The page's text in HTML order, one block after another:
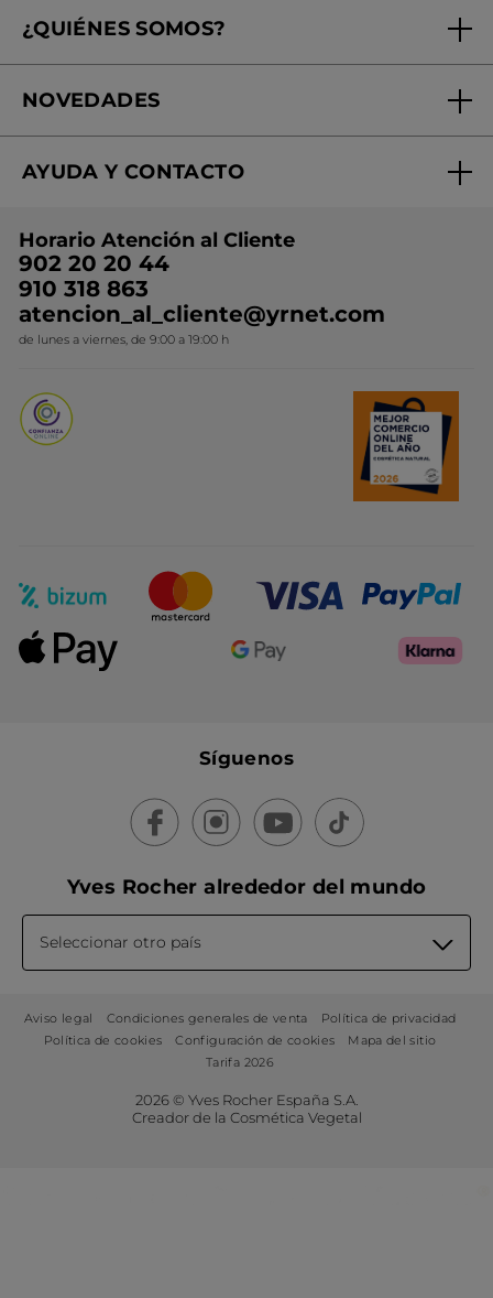
Tratamientos de Belleza
Mi club Yves Rocher
¿QUIÉNES SOMOS?
¿Quiénes somos?
Nuestros compromisos
Conviértete en Franquiciada
NOVEDADES
Rebajas
Ideas de Regalo
Colección Monoi
Novedades del mes
AYUDA Y CONTACTO
Contacto
Horario Atención al Cliente
902 20 20 44
910 318 863
atencion_al_cliente@yrnet.com
de lunes a viernes, de 9:00 a 19:00 h
Síguenos
Yves Rocher alrededor del mundo
Seleccionar otro país
Aviso legal Condiciones generales de venta
Política de privacidad
Política de cookies
Configuración de cookies
Mapa del sitio
Tarifa 2026
2026 © Yves Rocher España S.A.
Creador de la Cosmética Vegetal